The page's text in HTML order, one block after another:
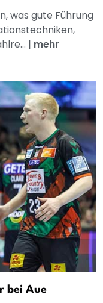
was gute Führung
| mehr
bei Aue